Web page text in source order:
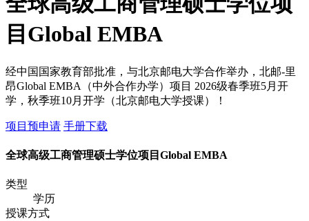
目Global EMBA
经中国国家教育部批准，与北京邮电大学合作举办，北邮-里
昂Global EMBA（中外合作办学）项目 2026级春季班5月开
学，秋季班10月开学（北京邮电大学授课）！
项目预申请 手册下载
全球高级工商管理硕士学位项目Global EMBA
类型
学历
授课方式